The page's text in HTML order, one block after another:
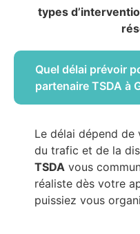
types
Quel délai prévoir
partenaire TSDA à
Le délai dépend
du trafic et de la
TSDA vous
réaliste dès votre
puissiez vous